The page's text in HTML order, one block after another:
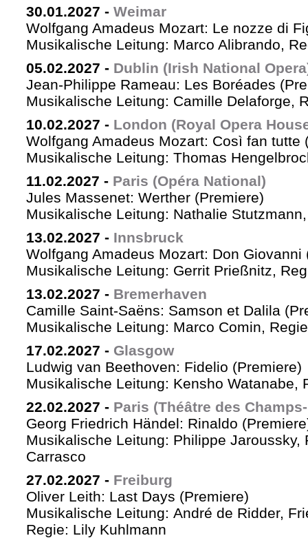
30.01.2027 - Weimar
Wolfgang Amadeus Mozart: Le nozze di
Musikalische Leitung: Marco Alibrando,
05.02.2027 - Dublin (Irish National
Jean-Philippe Rameau: Les Boréades
Musikalische Leitung: Camille Delaforge,
10.02.2027 - London (Royal Opera
Wolfgang Amadeus Mozart: Così fan tutte
Musikalische Leitung: Thomas
11.02.2027 - Paris (Opéra National)
Jules Massenet: Werther (Premiere)
Musikalische Leitung: Nathalie
13.02.2027 - Innsbruck
Wolfgang Amadeus Mozart: Don Giovanni
Musikalische Leitung: Gerrit Prießnitz,
13.02.2027 - Bremerhaven
Camille Saint-Saëns: Samson et Dalila
Musikalische Leitung: Marco Comin,
17.02.2027 - Glasgow
Ludwig van Beethoven: Fidelio (Premiere)
Musikalische Leitung: Kensho Watanabe,
22.02.2027 - Paris (Théâtre des
Georg Friedrich Händel: Rinaldo
Musikalische Leitung: Philippe Jaroussky,
Carrasco
27.02.2027 - Freiburg
Oliver Leith: Last Days (Premiere)
Musikalische Leitung: André de Ridder,
Regie: Lily Kuhlmann